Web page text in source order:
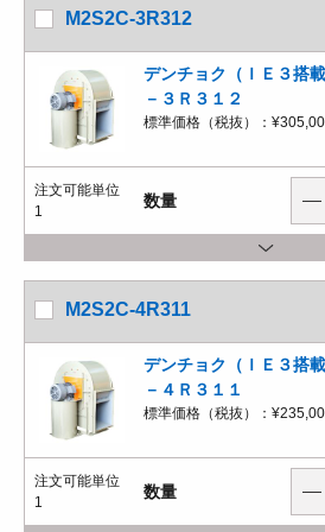
M2S2C-3R312
デンチョク（ＩＥ３搭
－３Ｒ３１２
標準価格（税抜）：
注文可能単位
1
数量
M2S2C-4R311
デンチョク（ＩＥ３搭
－４Ｒ３１１
標準価格（税抜）：
注文可能単位
1
数量